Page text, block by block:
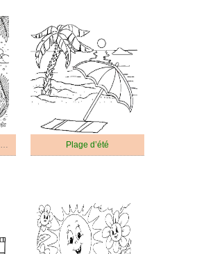
Été Pour Les Enfants De 3 An Plage d’été